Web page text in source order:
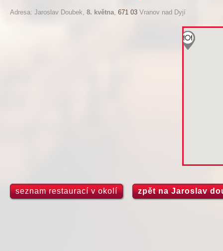
Adresa: Jaroslav Doubek, 8. května, 671 03 Vranov nad Dyjí
seznam restaurací v okolí zpět na Jaroslav